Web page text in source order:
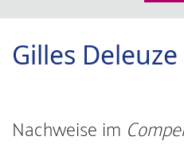
Gilles Deleuze
Nachweise im